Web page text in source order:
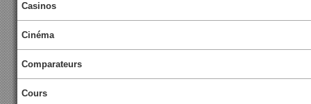
Casinos
Cinéma
Comparateurs
Cours